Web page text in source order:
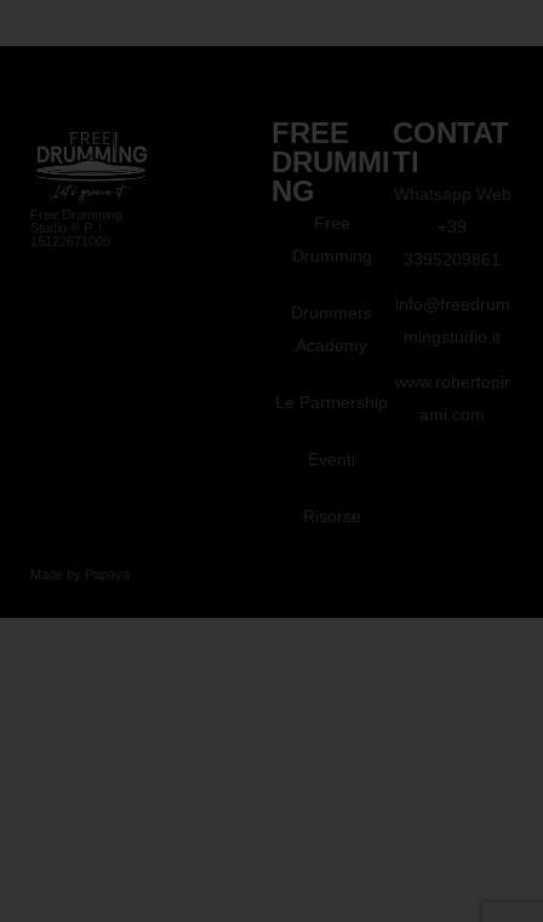
Free Drumming
Studio © P. I.
15122671009
FREE
DRUMMI
NG
Free
Drumming
Drummers
Academy
Le Partnership
Eventi
Risorse
CONTAT
TI
Whatsapp Web
+39
3395209861
info@freedrum
mingstudio.it
www.robertopir
ami.com
Made by Papaya